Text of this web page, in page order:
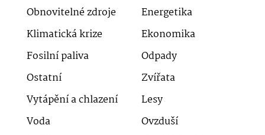
Obnovitelné zdroje
Energetika
Klimatická krize
Ekonomika
Fosilní paliva
Odpady
Ostatní
Zvířata
Vytápění a chlazení
Lesy
Voda
Ovzduší